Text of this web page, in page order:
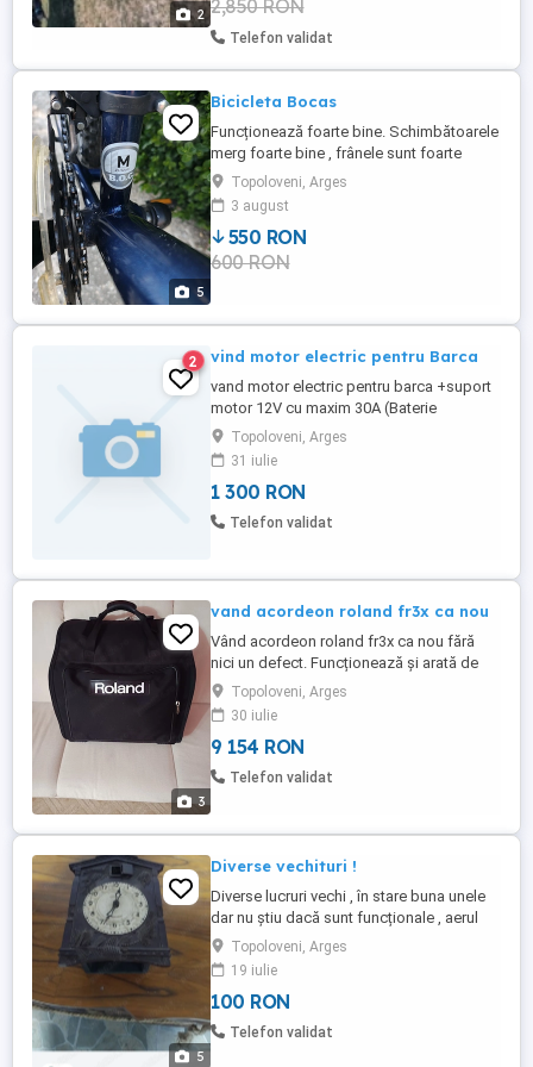
2
cutia originală sigilată de fabrică, drept
cadou. E în garanție și ...
2,850 RON
Telefon validat
5
Bicicleta Bocas
Funcționează foarte bine. Schimbătoarele
merg foarte bine , frânele sunt foarte
bune, anvelope bune, roti 28". Prezintă
zgârieturi specifice vârstei .
Topoloveni, Arges
3 august
550 RON
600 RON
2 vind motor electric pentru Barca
vand motor electric pentru barca +suport
motor 12V cu maxim 30A (Baterie
semitractiune) Nou nefolosit. comuna
Leordeni
Topoloveni, Arges
31 iulie
1 300 RON
Telefon validat
3
vand acordeon roland fr3x ca nou
Vând acordeon roland fr3x ca nou fără
nici un defect. Funcționează și arată de
nota 10. A fost cântat pe el doar în casă în
scop de pasiune. Vine însoțit de husă
,cablu de alimentare și un stick cu un set
2026. Accept și schimburi cu fr8x și
diferența din partea mea.
Topoloveni, Arges
30 iulie
9 154 RON
Telefon validat
5
Diverse vechituri !
Diverse lucruri vechi , în stare buna unele
dar nu știu dacă sunt funcționale , aerul
condiționat este funcțional, are freon ,nu
are tubul din spate , pompa de ridicare a
presiuni este aproape noua , 100 l pe
minut !
Topoloveni, Arges
19 iulie
100 RON
Telefon validat